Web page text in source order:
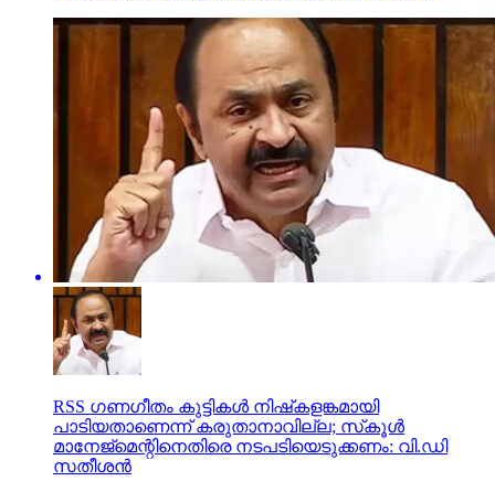
RSS ഗണഗീതം കുട്ടികള്‍ നിഷ്‌കളങ്കമായി
പാടിയതാണെന്ന് കരുതാനാവില്ല; സ്‌കൂള്‍
മാനേജ്‌മെന്റിനെതിരെ നടപടിയെടുക്കണം: വി.ഡി
സതീശന്‍